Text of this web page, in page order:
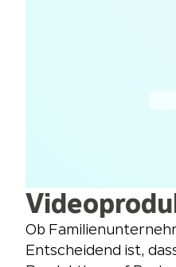
Ob
Entscheidend ist,